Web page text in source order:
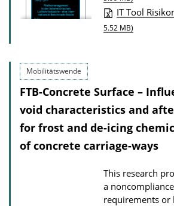
D
o
o
a
d
s
u
b
a
t
i
o
D
o
IT Tool
5.52 MB)
Mobilitätswende
FTB-Concrete Surface –
void characteristics and
for frost and de-icing
of concrete carriage-ways
This research
a
requirements or